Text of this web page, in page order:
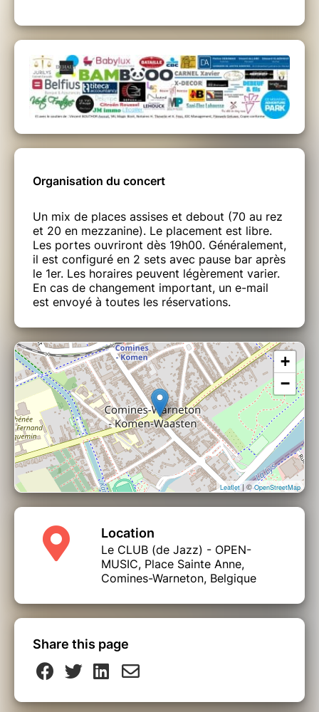
Organisation du concert
Un mix de places assises et debout (70 au rez
et 20 en mezzanine). Le placement est libre.
Les portes ouvriront dès 19h00. Généralement,
il est configuré en 2 sets avec pause bar après
le 1er. Les horaires peuvent légèrement varier.
En cas de changement important, un e-mail
est envoyé à toutes les réservations.
+
−
Leaflet| ©OpenStreetMap
Location
Le CLUB (de Jazz) - OPEN-
MUSIC, Place Sainte Anne,
Comines-Warneton, Belgique
Share this page